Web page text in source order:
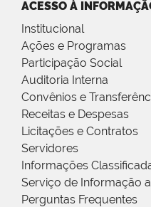
ACESSO À
Institucional
Ações e Programas
Participação Social
Auditoria Interna
Convênios e
Receitas e Despesas
Licitações e Contratos
Servidores
Informações
Serviço de Informação
Perguntas Frequentes